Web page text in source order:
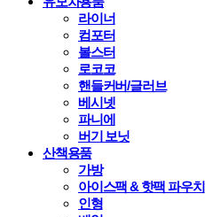
라이너
컴포터
볼스터
로코코
핸들커버/글러브
베시넷
파니에
버기 보닛
산책용품
가방
아이스팩 & 핫팩 파우치
인형